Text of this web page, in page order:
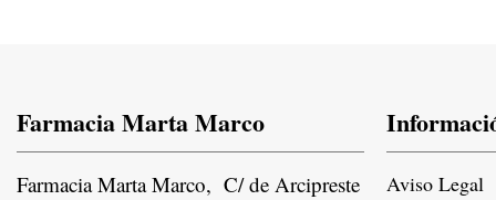
Farmacia Marta Marco
Farmacia Marta Marco, C/ de Arcipreste
Aviso Legal